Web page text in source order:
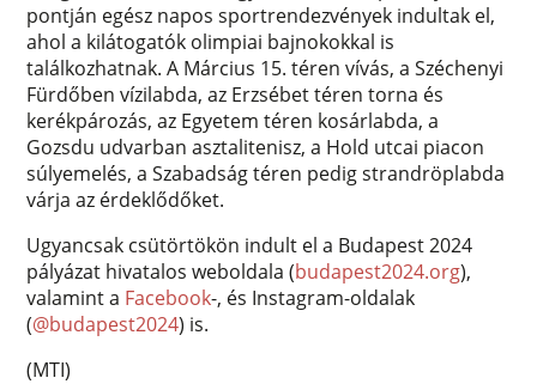
pontján egész napos sportrendezvények indultak el,
ahol a kilátogatók olimpiai bajnokokkal is
találkozhatnak. A Március 15. téren vívás, a Széchenyi
Fürdőben vízilabda, az Erzsébet téren torna és
kerékpározás, az Egyetem téren kosárlabda, a
Gozsdu udvarban asztalitenisz, a Hold utcai piacon
súlyemelés, a Szabadság téren pedig strandröplabda
várja az érdeklődőket.
Ugyancsak csütörtökön indult el a Budapest 2024
pályázat hivatalos weboldala (budapest2024.org),
valamint a Facebook-, és Instagram-oldalak
(@budapest2024) is.
(MTI)